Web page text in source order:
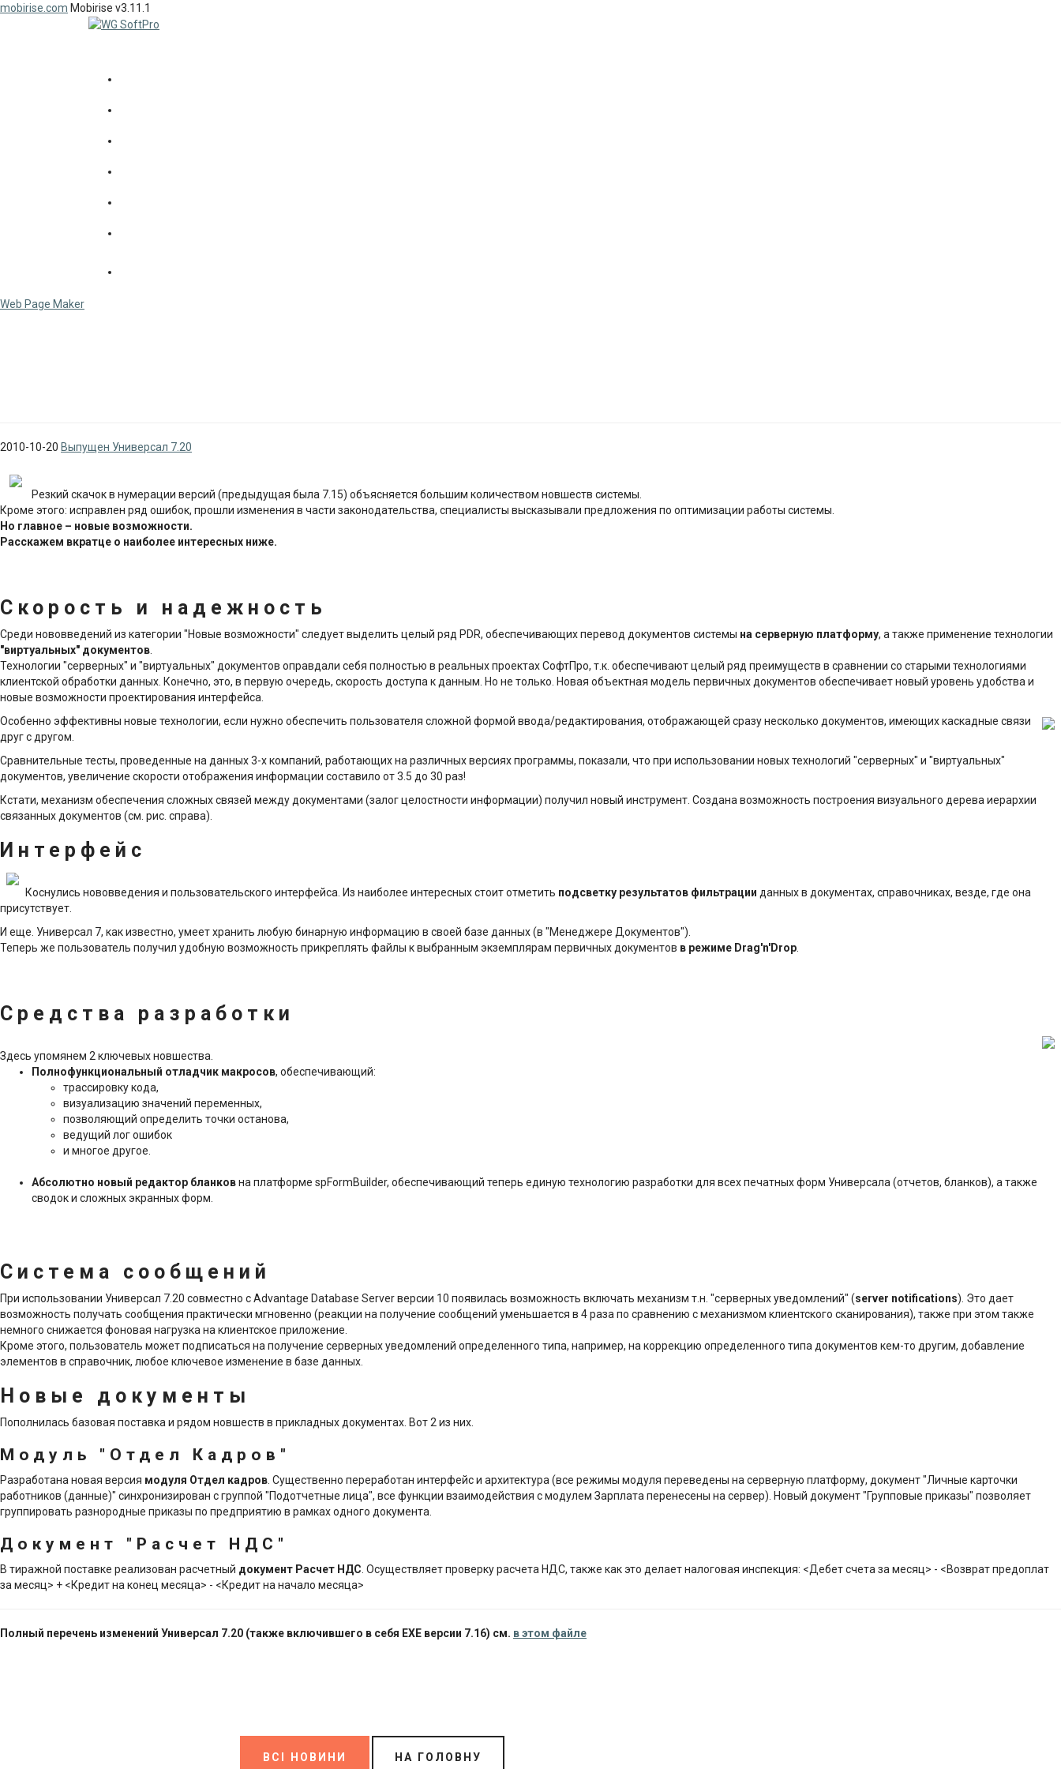
mobirise.com Mobirise v3.11.1
Web Page Maker
2010-10-20 Выпущен Универсал 7.20
Резкий скачок в нумерации версий (предыдущая была 7.15) объясняется большим количеством новшеств системы.
Кроме этого: исправлен ряд ошибок, прошли изменения в части законодательства, специалисты высказывали предложения по оптимизации работы системы.
Но главное – новые возможности.
Расскажем вкратце о наиболее интересных ниже.
Скорость и надежность
Среди нововведений из категории "Новые возможности" следует выделить целый ряд PDR, обеспечивающих перевод документов системы на серверную платформу, а также применение технологии
"виртуальных" документов.
Технологии "серверных" и "виртуальных" документов оправдали себя полностью в реальных проектах СофтПро, т.к. обеспечивают целый ряд преимуществ в сравнении со старыми технологиями
клиентской обработки данных. Конечно, это, в первую очередь, скорость доступа к данным. Но не только. Новая объектная модель первичных документов обеспечивает новый уровень удобства и
новые возможности проектирования интерфейса.
Особенно эффективны новые технологии, если нужно обеспечить пользователя сложной формой ввода/редактирования, отображающей сразу несколько документов, имеющих каскадные связи
друг с другом.
Сравнительные тесты, проведенные на данных 3-х компаний, работающих на различных версиях программы, показали, что при использовании новых технологий "серверных" и "виртуальных"
документов, увеличение скорости отображения информации составило от 3.5 до 30 раз!
Кстати, механизм обеспечения сложных связей между документами (залог целостности информации) получил новый инструмент. Создана возможность построения визуального дерева иерархии
связанных документов (см. рис. справа).
Интерфейс
Коснулись нововведения и пользовательского интерфейса. Из наиболее интересных стоит отметить подсветку результатов фильтрации данных в документах, справочниках, везде, где она
присутствует.
И еще. Универсал 7, как известно, умеет хранить любую бинарную информацию в своей базе данных (в "Менеджере Документов").
Теперь же пользователь получил удобную возможность прикреплять файлы к выбранным экземплярам первичных документов в режиме Drag'n'Drop.
Средства разработки
Здесь упомянем 2 ключевых новшества.
Полнофункциональный отладчик макросов, обеспечивающий:
трассировку кода,
визуализацию значений переменных,
позволяющий определить точки останова,
ведущий лог ошибок
и многое другое.
Абсолютно новый редактор бланковна платформе spFormBuilder, обеспечивающий теперь единую технологию разработки для всех печатных форм Универсала (отчетов, бланков), а также
сводок и сложных экранных форм.
Система сообщений
При использовании Универсал 7.20 совместно с Advantage Database Server версии 10 появилась возможность включать механизм т.н. "серверных уведомлений" (server notifications). Это дает
возможность получать сообщения практически мгновенно (реакции на получение сообщений уменьшается в 4 раза по сравнению с механизмом клиентского сканирования), также при этом также
немного снижается фоновая нагрузка на клиентское приложение.
Кроме этого, пользователь может подписаться на получение серверных уведомлений определенного типа, например, на коррекцию определенного типа документов кем-то другим, добавление
элементов в справочник, любое ключевое изменение в базе данных.
Новые документы
Пополнилась базовая поставка и рядом новшеств в прикладных документах. Вот 2 из них.
Модуль "Отдел Кадров"
Разработана новая версия модуля Отдел кадров. Существенно переработан интерфейс и архитектура (все режимы модуля переведены на серверную платформу, документ "Личные карточки
работников (данные)" синхронизирован с группой "Подотчетные лица", все функции взаимодействия с модулем Зарплата перенесены на сервер). Новый документ "Групповые приказы" позволяет
группировать разнородные приказы по предприятию в рамках одного документа.
Документ "Расчет НДС"
В тиражной поставке реализован расчетный документ Расчет НДС. Осуществляет проверку расчета НДС, также как это делает налоговая инспекция: <Дебет счета за месяц> - <Возврат предоплат
за месяц> + <Кредит на конец месяца> - <Кредит на начало месяца>
Полный перечень изменений Универсал 7.20 (также включившего в себя EXE версии 7.16) см. в этом файле
ВСІ НОВИНИ НА ГОЛОВНУ